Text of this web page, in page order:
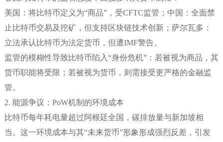
美国：将比特币定义为“商品”，受CFTC监管；中国：全面禁
止比特币交易及挖矿，但支持区块链技术创新；萨尔瓦多：
立法承认比特币为法定货币，但遭IMF警告。
监管的模糊性导致比特币陷入“身份危机”：若被视为商品，其
货币职能将受限；若被视为货币，则需接受更严格的金融监
管。
2. 能源争议：PoW机制的环境成本
比特币每年耗电量超过阿根廷全国，碳排放量与新加坡相
当。这一环境成本与其“未来货币”形象形成强烈反差，引发